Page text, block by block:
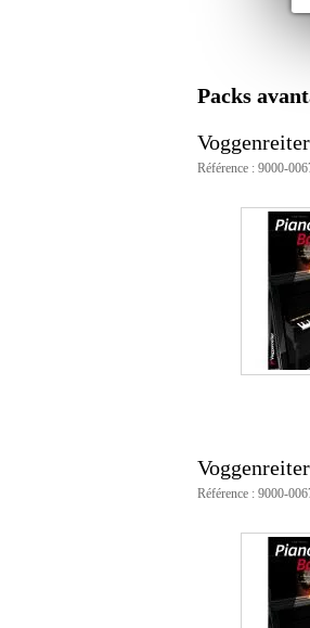
livre
inclus
Packs
Référence : 9000-
Référence : 9000-